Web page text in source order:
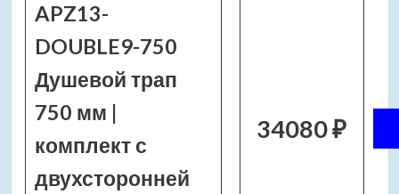
APZ13-
DOUBLE9-750
Душевой трап
750 мм |
комплект с
двухсторонней
34080 ₽